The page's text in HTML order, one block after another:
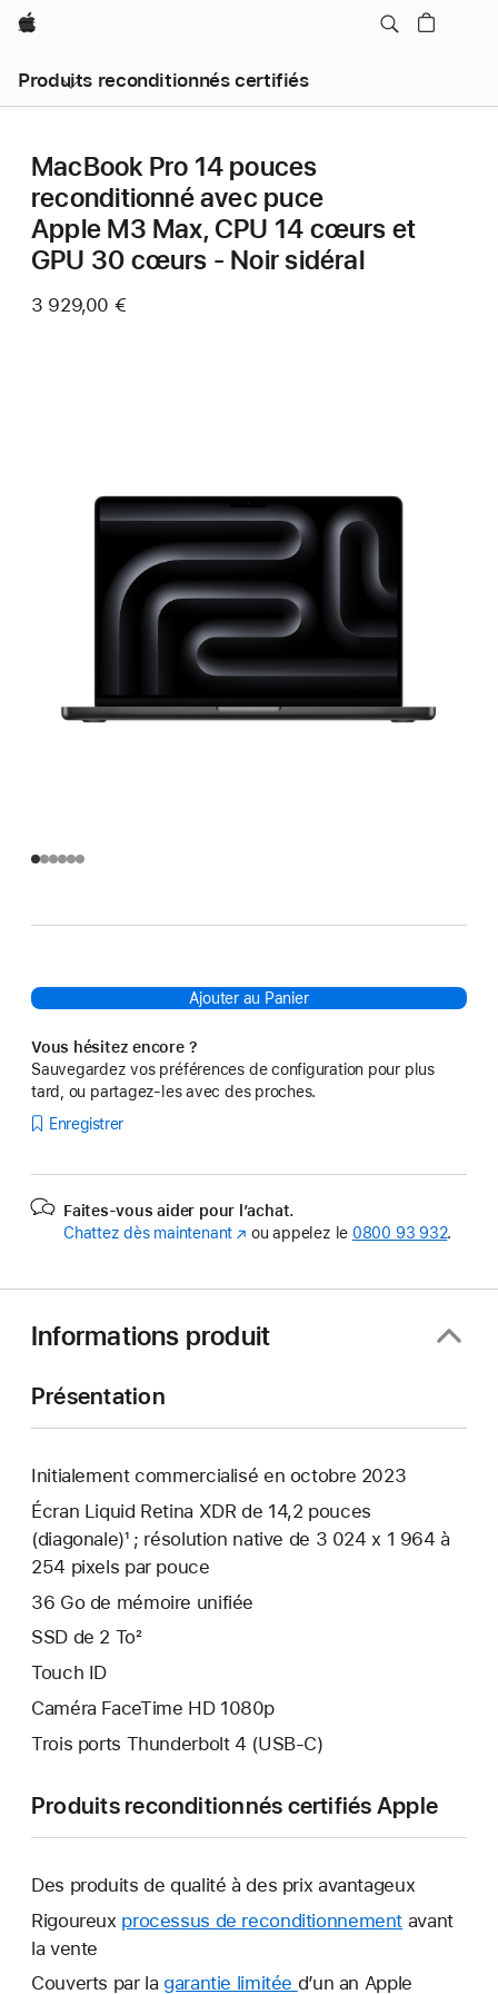
Apple
Produits reconditionnés certifiés
MacBook Pro 14 pouces
reconditionné avec puce
Apple M3 Max, CPU 14 cœurs et
GPU 30 cœurs - Noir sidéral
3 929,00 €
Ajouter au Panier
Vous hésitez encore ?
Sauvegardez vos préférences de configuration pour plus
tard, ou partagez-les avec des proches.
Enregistrer
Faites-vous aider pour l’achat.
Chattez dès maintenant (s’ouvre
ou appelez le 0800 93 932.
Informations produit
Présentation
Initialement commercialisé en octobre 2023
Écran Liquid Retina XDR de 14,2 pouces
(diagonale)¹ ; résolution native de 3 024 x 1 964 à
254 pixels par pouce
36 Go de mémoire unifiée
SSD de 2 To²
Touch ID
Caméra FaceTime HD 1080p
Trois ports Thunderbolt 4 (USB-C)
Produits reconditionnés certifiés Apple
Des produits de qualité à des prix avantageux
Rigoureux processus de reconditionnement avant
la vente
Couverts par la garantie limitée Une
d’un an Apple